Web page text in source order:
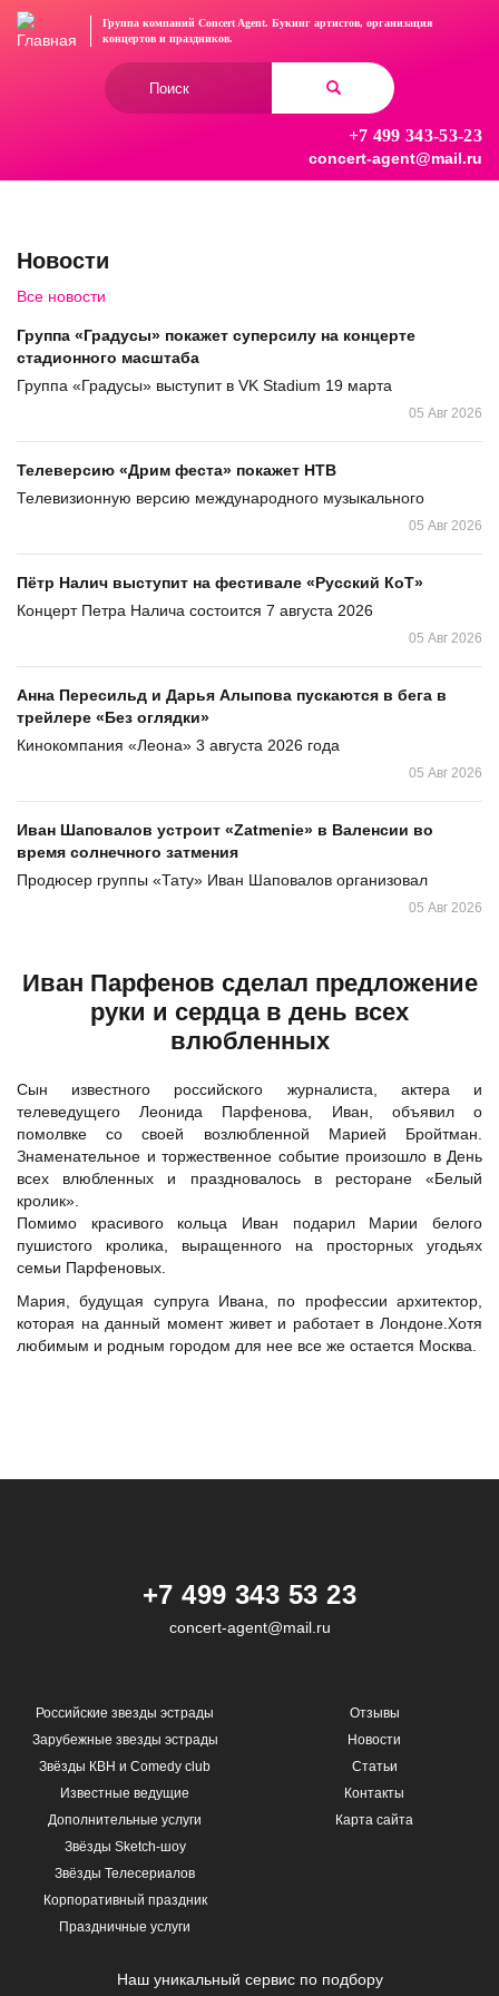
Перейти
Группа компаний Concert Agent. Букинг артистов, организация
концертови праздников.
+7 499 343-53-23
concert-agent@mail.ru
Новости
Все новости
Группа «Градусы» покажет суперсилу на концерте
стадионного масштаба
Группа «Градусы» выступит в VK Stadium 19 марта
05 Авг 2026
Телеверсию «Дрим феста» покажет НТВ
Телевизионную версию международного музыкального
05 Авг 2026
Пётр Налич выступит на фестивале «Русский КоТ»
Концерт Петра Налича состоится 7 августа 2026
05 Авг 2026
Анна Пересильд и Дарья Алыпова пускаются в бега в
трейлере «Без оглядки»
Кинокомпания «Леона» 3 августа 2026 года
05 Авг 2026
Иван Шаповалов устроит «Zatmenie» в Валенсии во
время солнечного затмения
Продюсер группы «Тату» Иван Шаповалов организовал
05 Авг 2026
Иван Парфенов сделал предложение
руки и сердца в день всех
влюбленных
Сын известного российского журналиста, актера и
телеведущего Леонида Парфенова, Иван, объявил о
помолвке со своей возлюбленной Марией Бройтман.
Знаменательное и торжественное событие произошло в День
всех влюбленных и праздновалось в ресторане «Белый
кролик».
Помимо красивого кольца Иван подарил Марии белого
пушистого кролика, выращенного на просторных угодьях
семьи Парфеновых.
Мария, будущая супруга Ивана, по профессии архитектор,
которая на данный момент живет и работает в Лондоне.Хотя
любимым и родным городом для нее все же остается Москва.
+7 499 343 53 23
concert-agent@mail.ru
Российские звезды эстрады
Зарубежные звезды эстрады
Звёзды КВН и Comedy club
Известные ведущие
Дополнительные услуги
Звёзды Sketch-шоу
Звёзды Телесериалов
Корпоративный праздник
Праздничные услуги
Отзывы
Новости
Статьи
Контакты
Карта сайта
Наш уникальный сервис по подбору